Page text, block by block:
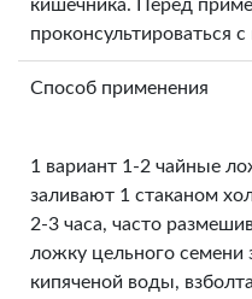
кишечника. Перед
проконсультироваться
Способ применения
1 вариант 1-2 чайные
заливают 1 стаканом
2-3 часа, часто
ложку цельного семени
кипяченой воды,